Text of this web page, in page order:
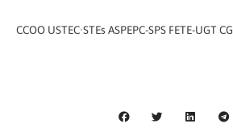
CCOO USTEC·STEs ASPEPC-SPS FETE-UGT